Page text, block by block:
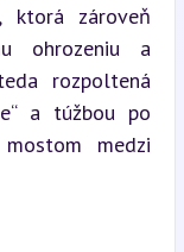
ktorá zároveň
ohrozeniu a
rozpoltená
a túžbou po
medzi